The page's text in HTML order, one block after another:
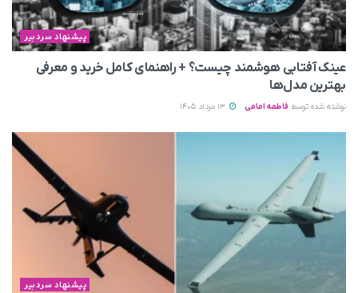
پیشنهاد سردبیر
عینک آفتابی هوشمند چیست؟ + راهنمای کامل خرید و معرفی
بهترین مدل‌ها
نوشته شده توسط فاطمه امامی
پیشنهاد سردبیر